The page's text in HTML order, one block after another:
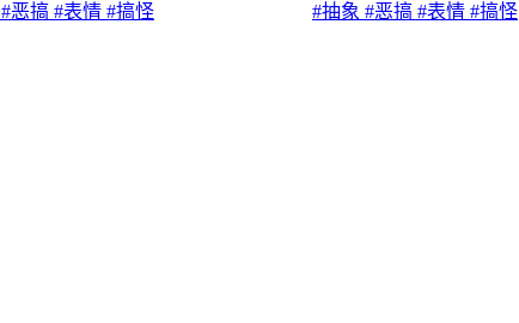
#恶搞 #表情 #搞怪 #抽象 #恶搞 #表情 #搞怪